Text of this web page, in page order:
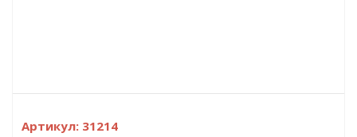
Артикул: 31214